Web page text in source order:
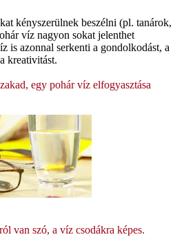
kényszerülnek beszélni (pl. tanárok,
víz nagyon sokat jelenthet
is azonnal serkenti a gondolkodást, a
kreativitást.
egy pohár víz elfogyasztása
van szó, a víz csodákra képes.